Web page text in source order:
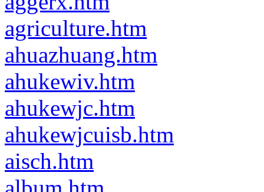
agriculture.htm
ahuazhuang.htm
ahukewiv.htm
ahukewjc.htm
ahukewjcuisb.htm
aisch.htm